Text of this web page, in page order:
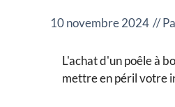
10 novembre 2024 //
L'achat d'un poêle à
mettre en péril votre